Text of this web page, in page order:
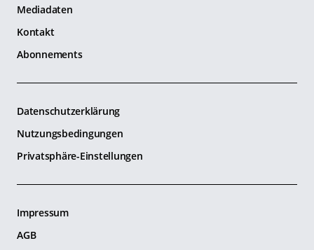
Mediadaten
Kontakt
Abonnements
Datenschutzerklärung
Nutzungsbedingungen
Privatsphäre-Einstellungen
Impressum
AGB